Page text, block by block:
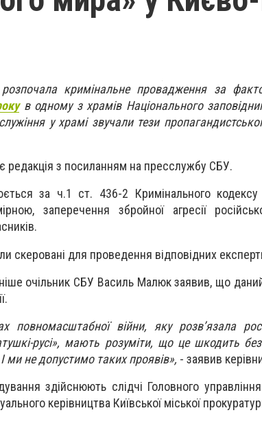
кримінальне провадження за
в одному з храмів Національного
у храмі звучали тези
редакція з посиланням на пресслужбу СБУ.
за ч.1 ст. 436-2 Кримінального
заперечення збройної агресії
скеровані для проведення відповідних
очільник СБУ Василь Малюк заявив, що
повномасштабної війни, яку розв’язала
русі», мають розуміти, що це шкодить
ми не допустимо таких проявів», - заявив
здійснюють слідчі Головного
керівництва Київської міської